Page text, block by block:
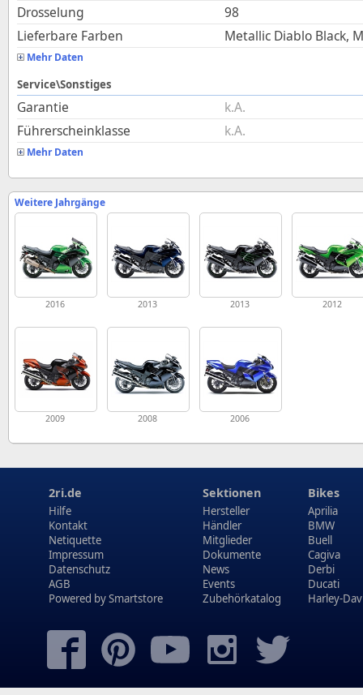
Drosselung
98
Lieferbare Farben
Metallic Diablo Black,
Mehr Daten
Service\Sonstiges
Garantie
k.A.
Führerscheinklasse
k.A.
Mehr Daten
Weitere Jahrgänge
2016 2013 2013 2012
2009 2008 2006
2ri.de
Hilfe
Kontakt
Netiquette
Impressum
Datenschutz
AGB
Powered bySmartstore
Sektionen
Hersteller
Händler
Mitglieder
Dokumente
News
Events
Zubehörkatalog
Bikes
Aprilia
BMW
Buell
Cagiva
Derbi
Ducati
Harley-